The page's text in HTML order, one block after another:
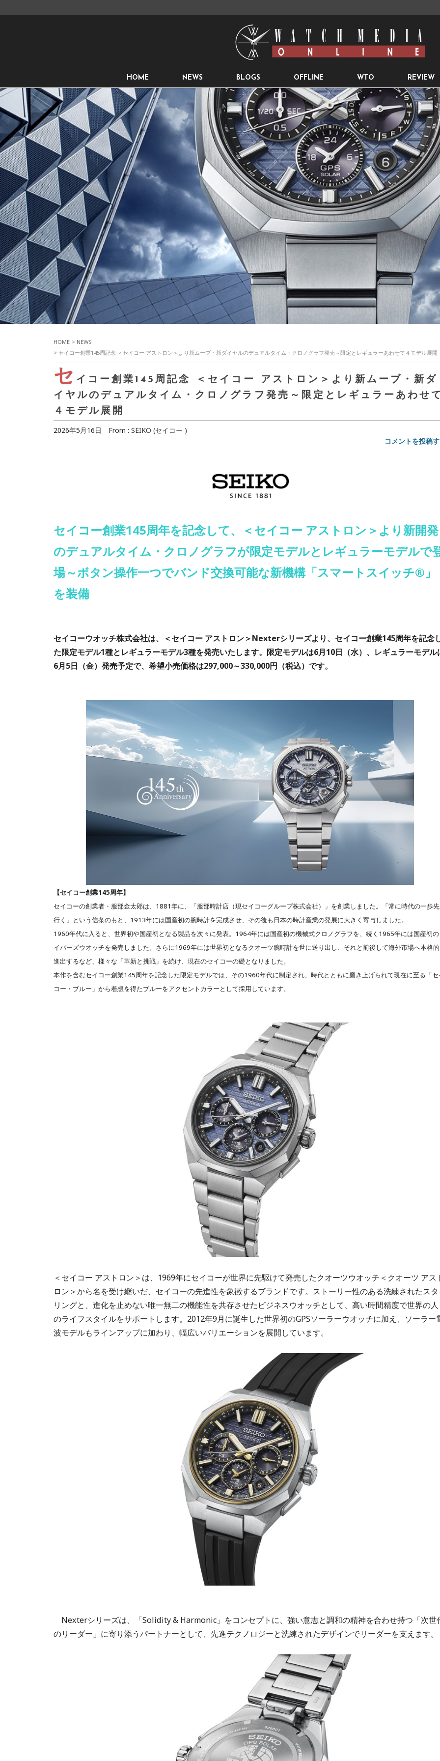
HOME NEWS BLOGS OFFLINE WTO REVIEW
HOME > NEWS
> セイコー創業145周記念 ＜セイコー アストロン＞より新ムーブ・新ダイヤルのデュアルタイム・クロノグラフ発売～限定とレギュラーあわせて４モデル展開
セ イコー創業145周記念 ＜セイコー アストロン＞より新ムーブ・新ダ
イヤルのデュアルタイム・クロノグラフ発売～限定とレギュラーあわせ
４モデル展開
2026年5月16日 From : SEIKO (セイコー )
コメントを投稿
セイコー創業145周年を記念して、＜セイコー アストロン＞より新開発
のデュアルタイム・クロノグラフが限定モデルとレギュラーモデルで
場～ボタン操作一つでバンド交換可能な新機構「スマートスイッチ®」
を装備
セイコーウオッチ株式会社は、＜セイコー アストロン＞Nexterシリーズより、セイコー創業145周年を記念
た限定モデル1種とレギュラーモデル3種を発売いたします。限定モデルは6月10日（水）、レギュラーモデル
6月5日（金）発売予定で、希望小売価格は297,000～330,000円（税込）です。
【セイコー創業145周年】
セイコーの創業者・服部金太郎は、1881年に、「服部時計店（現セイコーグループ株式会社）」を創業しました。「常に時代の一歩
行く」という信条のもと、1913年には国産初の腕時計を完成させ、その後も日本の時計産業の発展に大きく寄与しました。
1960年代に入ると、世界初や国産初となる製品を次々に発表。1964年には国産初の機械式クロノグラフを、続く1965年には国産初
イバーズウオッチを発売しました。さらに1969年には世界初となるクオーツ腕時計を世に送り出し、それと前後して海外市場へ本格
進出するなど、様々な「革新と挑戦」を続け、現在のセイコーの礎となりました。
本作を含むセイコー創業145周年を記念した限定モデルでは、その1960年代に制定され、時代とともに磨き上げられて現在に至る「セ
コー・ブルー」から着想を得たブルーをアクセントカラーとして採用しています。
＜セイコー アストロン＞は、1969年にセイコーが世界に先駆けて発売したクオーツウオッチ＜クオーツ アス
ロン＞から名を受け継いだ、セイコーの先進性を象徴するブランドです。ストーリー性のある洗練されたス
リングと、進化を止めない唯一無二の機能性を共存させたビジネスウオッチとして、高い時間精度で世界の
のライフスタイルをサポートします。2012年9月に誕生した世界初のGPSソーラーウオッチに加え、ソーラー
波モデルもラインアップに加わり、幅広いバリエーションを展開しています。
Nexterシリーズは、「Solidity & Harmonic」をコンセプトに、強い意志と調和の精神を合わせ持つ「次世
のリーダー」に寄り添うパートナーとして、先進テクノロジーと洗練されたデザインでリーダーを支えます。